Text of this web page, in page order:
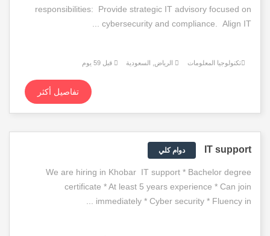
responsibilities: Provide strategic IT advisory focused on
cybersecurity and compliance. Align IT ...
تكنولوجيا المعلومات الرياض, السعودية قبل 59 يوم
تفاصيل أكثر
IT support دوام كلي
We are hiring in Khobar IT support * Bachelor degree
certificate * At least 5 years experience * Can join
immediately * Cyber security * Fluency in ...